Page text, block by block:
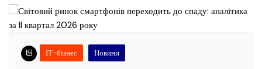
ІТ-бізнес Новини